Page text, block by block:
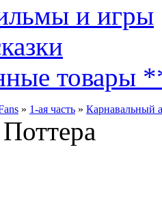
и игры
товары
» 1-ая часть » Карнавальный